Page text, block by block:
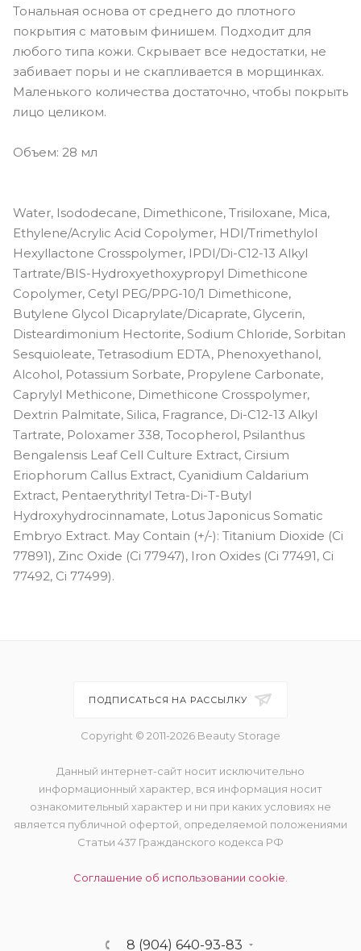
#3N - почти самый светлый с
нейтральным подтоном
#40N - светлый переходящий в
#41WY - светлый переходящий в
#42NY - средний с нейтрально-
подтоном
#4Y - самый светлый с жёлтым
подтоном
#50WN - средний с тёплым
нейтральным подтоном
#55WR - средний с тёплым
красным подтоном
#58Y - средний с жёлтым
подтоном
#5N - самый светлый с
нейтральным подтоном
#60WY - средний с тёплым
#70WN - средний с тёплым
нейтральным подтоном
#75Y - тёмный я жёлтым подтоном
#82W - тёмный с тёплым
Тональная основа от среднего до плотного
покрытия с матовым финишем. Подходит для
любого типа кожи. Скрывает все недостатки, не
забивает поры и не скапливается в морщинках.
Маленького количества достаточно, чтобы покрыть
лицо целиком.
Объем: 28 мл
Water, Isododecane, Dimethicone, Trisiloxane, Mica,
Ethylene/Acrylic Acid Copolymer, HDI/Trimethylol
Hexyllactone Crosspolymer, IPDI/Di-C12-13 Alkyl
Tartrate/BIS-Hydroxyethoxypropyl Dimethicone
Copolymer, Cetyl PEG/PPG-10/1 Dimethicone,
Butylene Glycol Dicaprylate/Dicaprate, Glycerin,
Disteardimonium Hectorite, Sodium Chloride, Sorbitan
Sesquioleate, Tetrasodium EDTA, Phenoxyethanol,
Alcohol, Potassium Sorbate, Propylene Carbonate,
Caprylyl Methicone, Dimethicone Crosspolymer,
Dextrin Palmitate, Silica, Fragrance, Di-C12-13 Alkyl
Tartrate, Poloxamer 338, Tocopherol, Psilanthus
Bengalensis Leaf Cell Culture Extract, Cirsium
Eriophorum Callus Extract, Cyanidium Caldarium
Extract, Pentaerythrityl Tetra-Di-T-Butyl
Hydroxyhydrocinnamate, Lotus Japonicus Somatic
Embryo Extract. May Contain (+/-): Titanium Dioxide (Ci
77891), Zinc Oxide (Ci 77947), Iron Oxides (Ci 77491, Ci
77492, Ci 77499).
ПОДПИСАТЬСЯ НА РАССЫЛКУ
Copyright © 2011-2026 Beauty Storage
Данный интернет-сайт носит исключительно
информационный характер, вся информация носит
ознакомительный характер и ни при каких условиях не
является публичной офертой, определяемой положениями
Статьи 437 Гражданского кодекса РФ
Соглашение об использовании cookie.
8 (904) 640-93-83